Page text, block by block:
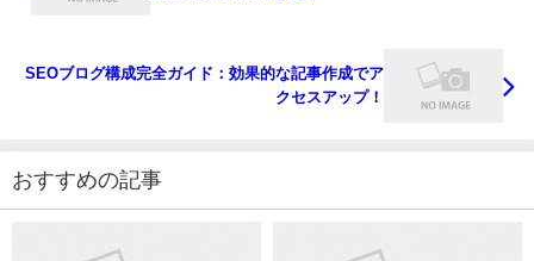
SEOブログ構成完全ガイド：効果的な記事作成でア
クセスアップ！
おすすめの記事